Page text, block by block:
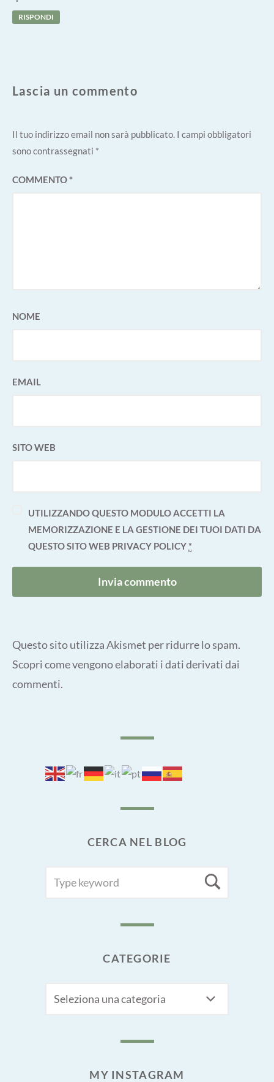
RISPONDI
Lascia un commento
Il tuo indirizzo email non sarà pubblicato. I campi obbligatori
sono contrassegnati *
COMMENTO*
NOME
EMAIL
SITO WEB
UTILIZZANDO QUESTO MODULO ACCETTI LA
MEMORIZZAZIONE E LA GESTIONE DEI TUOI DATI DA
QUESTO SITO WEB PRIVACY POLICY*
Questo sito utilizza Akismet per ridurre lo spam.
Scopri come vengono elaborati i dati derivati dai
commenti.
CERCA NEL BLOG
FOR:
CATEGORIE
MY INSTAGRAM